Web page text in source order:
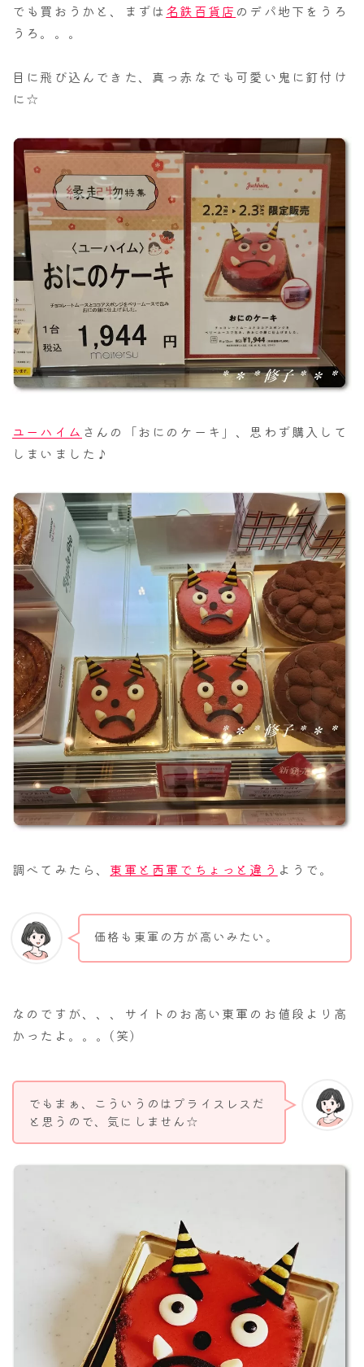
でも買おうかと、まずは名鉄百貨店 のデパ地下をうろ
うろ。。。
目に飛び込んできた、真っ赤なでも可愛い鬼に釘付け
に☆
ユーハイム さんの「おにのケーキ」、思わず購入して
しまいました♪
調べてみたら、 東軍と西軍でちょっと違う ようで。
価格も東軍の方が高いみたい。
なのですが、、、サイトのお高い東軍のお値段より高
かったよ。。。(笑)
でもまぁ、こういうのはプライスレスだ
と思うので、気にしません☆